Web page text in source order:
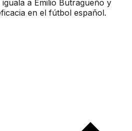
a Emilio Butragueño y
en el fútbol español.